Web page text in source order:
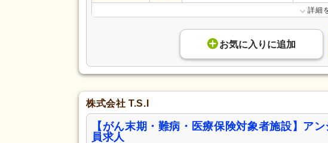
詳細
お気に入り に追加
株式会社 T.S.I
【がん末期・難病・医療保険対象者施設】ア
員求人